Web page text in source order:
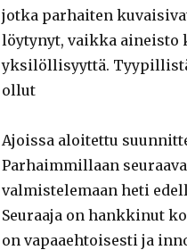
jotka parhaiten
löytynyt, vaikka aineisto
yksilöllisyyttä.
ollut
Ajoissa aloitettu
Parhaimmillaan
valmistelemaan heti
Seuraaja on hankkinut
on vapaaehtoisesti ja